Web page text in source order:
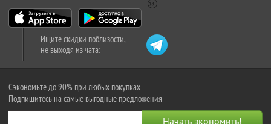
Ищите скидки поблизости,
не выходя из чата:
Сэкономьте до 90% при любых покупках
Подпишитесь на самые выгодные предложения